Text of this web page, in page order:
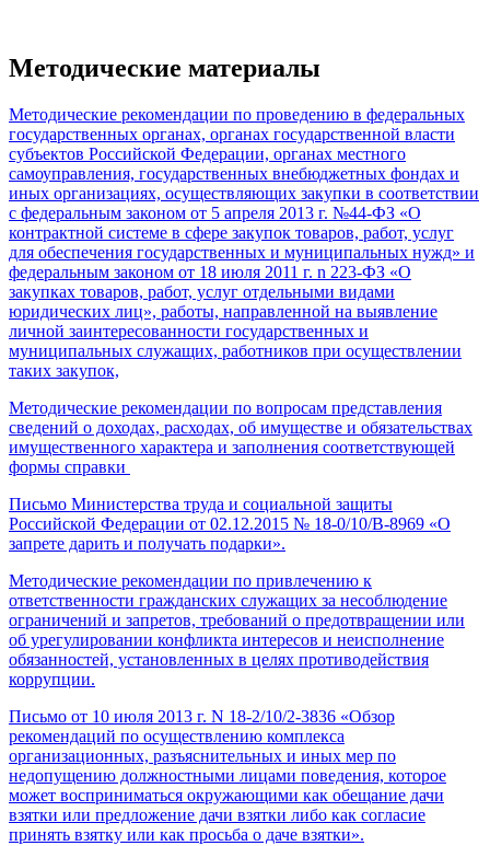
Методические материалы
Методические рекомендации по проведению в федеральных
государственных органах, органах государственной власти
субъектов Российской Федерации, органах местного
самоуправления, государственных внебюджетных фондах и
иных организациях, осуществляющих закупки в соответствии
с федеральным законом от 5 апреля 2013 г. №44-ФЗ «О
контрактной системе в сфере закупок товаров, работ, услуг
для обеспечения государственных и муниципальных нужд» и
федеральным законом от 18 июля 2011 г. n 223-ФЗ «О
закупках товаров, работ, услуг отдельными видами
юридических лиц», работы, направленной на выявление
личной заинтересованности государственных и
муниципальных служащих, работников при осуществлении
таких закупок,
Методические рекомендации по вопросам представления
сведений о доходах, расходах, об имуществе и обязательствах
имущественного характера и заполнения соответствующей
формы справки
Письмо Министерства труда и социальной защиты
Российской Федерации от 02.12.2015 № 18-0/10/В-8969 «О
запрете дарить и получать подарки».
Методические рекомендации по привлечению к
ответственности гражданских служащих за несоблюдение
ограничений и запретов, требований о предотвращении или
об урегулировании конфликта интересов и неисполнение
обязанностей, установленных в целях противодействия
коррупции.
Письмо от 10 июля 2013 г. N 18-2/10/2-3836 «Обзор
рекомендаций по осуществлению комплекса
организационных, разъяснительных и иных мер по
недопущению должностными лицами поведения, которое
может восприниматься окружающими как обещание дачи
взятки или предложение дачи взятки либо как согласие
принять взятку или как просьба о даче взятки».